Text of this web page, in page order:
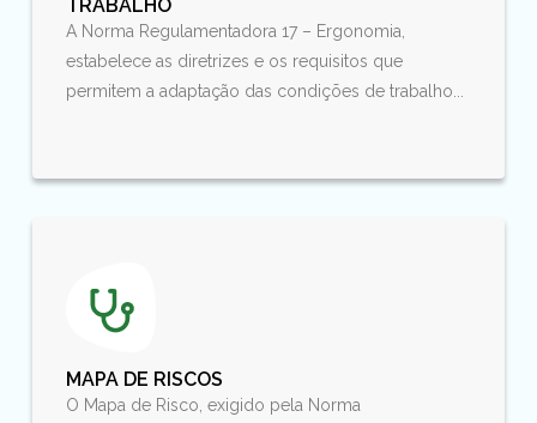
TRABALHO
A Norma Regulamentadora 17 – Ergonomia,
estabelece as diretrizes e os requisitos que
permitem a adaptação das condições de trabalho...
MAPA DE RISCOS
O Mapa de Risco, exigido pela Norma